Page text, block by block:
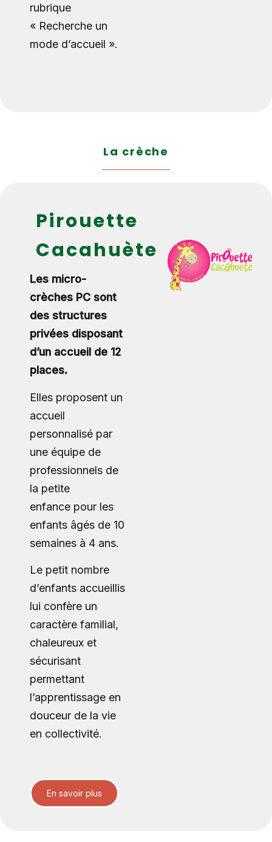
rubrique
« Recherche un
mode d’accueil ».
La crèche
Pirouette
Cacahuète
Les micro-
crèches PC sont
des structures
privées disposant
d’un accueil de 12
places.
Elles proposent un
accueil
personnalisé par
une équipe de
professionnels de
la petite
enfance pour les
enfants âgés de 10
semaines à 4 ans.
Le petit nombre
d’enfants accueillis
lui confère un
caractère familial,
chaleureux et
sécurisant
permettant
l’apprentissage en
douceur de la vie
en collectivité.
En savoir plus